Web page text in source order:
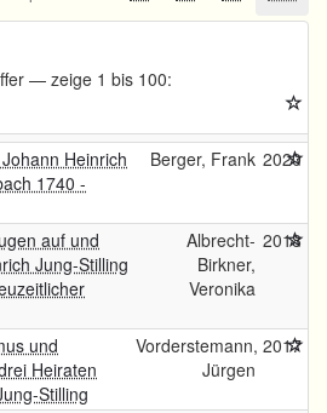
— zeige 1 bis 100:
Heinrich
1740 -
Berger, Frank 2020
auf und
Jung-Stilling
Albrecht-
Birkner,
Veronika
2018
und
Heiraten
Stilling
Vorderstemann,
Jürgen
2017